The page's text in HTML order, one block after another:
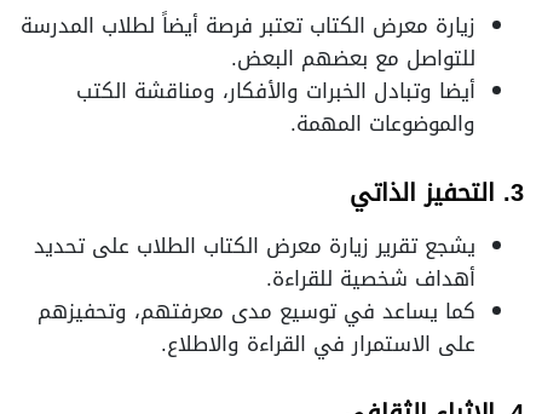
زيارة معرض الكتاب تعتبر فرصة أيضاً لطلاب المدرسة
للتواصل مع بعضهم البعض.
أيضا وتبادل الخبرات والأفكار، ومناقشة الكتب
والموضوعات المهمة.
3. التحفيز الذاتي
يشجع تقرير زيارة معرض الكتاب الطلاب على تحديد
أهداف شخصية للقراءة.
كما يساعد في توسيع مدى معرفتهم، وتحفيزهم
على الاستمرار في القراءة والاطلاع.